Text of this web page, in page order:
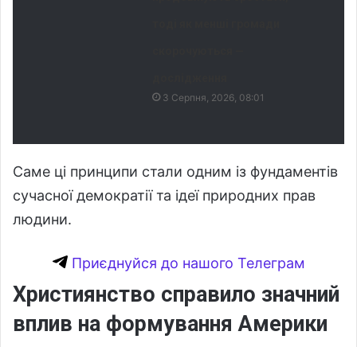
3 Серпня, 2026, 08:01
Саме ці принципи стали одним із фундаментів
сучасної демократії та ідеї природних прав
людини.
Приєднуйся до нашого Телеграм
Християнство справило значний
вплив на формування Америки